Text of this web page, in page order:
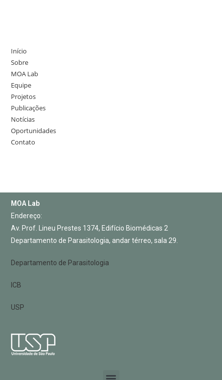
Início
Sobre
MOA Lab
Equipe
Projetos
Publicações
Notícias
Oportunidades
Contato
MOA Lab
Endereço:
Av. Prof. Lineu Prestes 1374, Edifício Biomédicas 2
Departamento de Parasitologia, andar térreo, sala 29.
Departamento de Parasitologia
ICB
USP